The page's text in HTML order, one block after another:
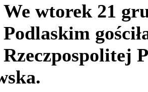
We wtorek 21
Podlaskim
Rzeczpospolitej